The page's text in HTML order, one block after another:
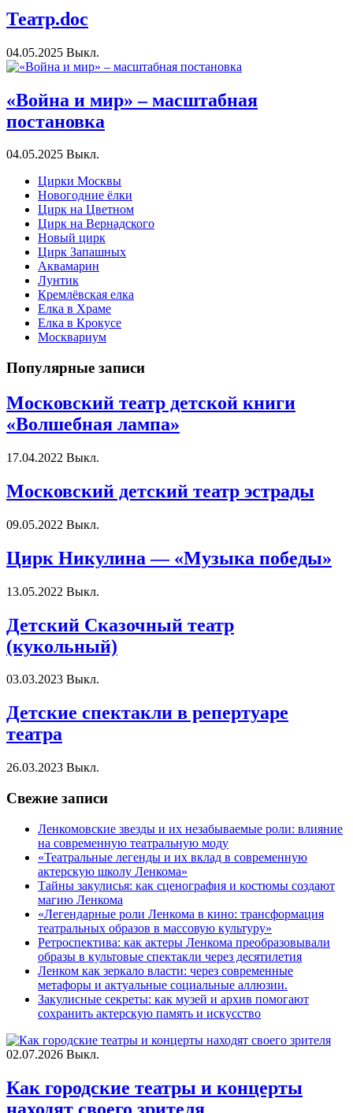
Театр.doc
04.05.2025 Выкл.
«Война и мир» – масштабная
постановка
04.05.2025 Выкл.
Цирки Москвы
Новогодние ёлки
Цирк на Цветном
Цирк на Вернадского
Новый цирк
Цирк Запашных
Аквамарин
Лунтик
Кремлёвская елка
Елка в Храме
Елка в Крокусе
Москвариум
Популярные записи
Московский театр детской книги
«Волшебная лампа»
17.04.2022 Выкл.
Московский детский театр эстрады
09.05.2022 Выкл.
Цирк Никулина — «Музыка победы»
13.05.2022 Выкл.
Детский Сказочный театр
(кукольный)
03.03.2023 Выкл.
Детские спектакли в репертуаре
театра
26.03.2023 Выкл.
Свежие записи
Ленкомовские звезды и их незабываемые роли: влияние
на современную театральную моду
«Театральные легенды и их вклад в современную
актерскую школу Ленкома»
Тайны закулисья: как сценография и костюмы создают
магию Ленкома
«Легендарные роли Ленкома в кино: трансформация
театральных образов в массовую культуру»
Ретроспектива: как актеры Ленкома преобразовывали
образы в культовые спектакли через десятилетия
Ленком как зеркало власти: через современные
метафоры и актуальные социальные аллюзии.
Закулисные секреты: как музей и архив помогают
сохранить актерскую память и искусство
02.07.2026 Выкл.
Как городские театры и концерты
находят своего зрителя